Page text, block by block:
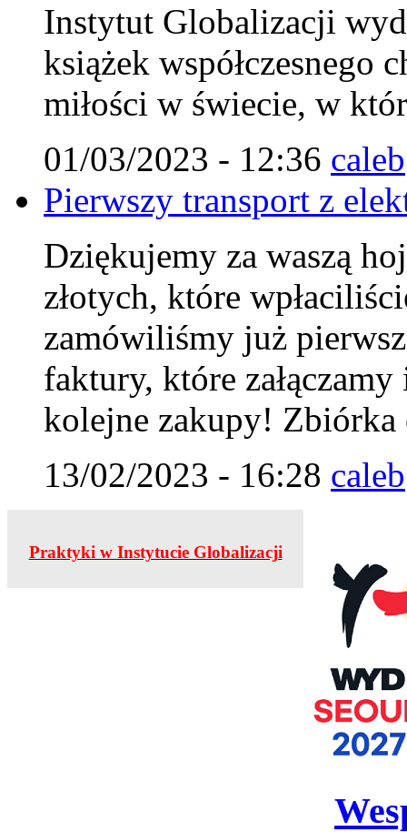
Instytut Globalizacji
książek współczesnego
miłości w świecie, w
01/03/2023 - 12:36 caleb
Pierwszy transport z
Dziękujemy za waszą
złotych, które
zamówiliśmy już
faktury, które załączamy
kolejne zakupy! Zbiórka
13/02/2023 - 16:28 caleb
Praktyki w Instytucie Globalizacji